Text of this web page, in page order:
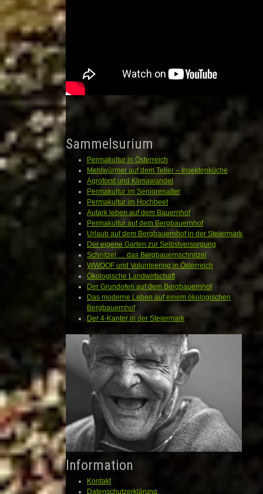
Sammelsurium
Permakultur in Österreich
Mehlwürmer auf dem Teller – Insektenküche
Agroforst und Klimawandel
Permakultur im Seniorenalter
Permakultur im Hochbeet
Autark leben auf dem Bauernhof
Permakultur auf dem Bergbauernhof
Urlaub auf dem Bergbauernhof in der Steiermark
Der eigene Garten zur Selbstversorgung
Schnitzel … das Bergbauernschnitzel
WWOOF und Volunteering in Österreich
Ökologische Landwirtschaft
Der Grundofen auf dem Bergbauernhof
Das moderne Leben auf einem ökologischen
Bergbauernhof
Der 4-Kanter in der Steiermark
Information
Kontakt
Datenschutzerklärung